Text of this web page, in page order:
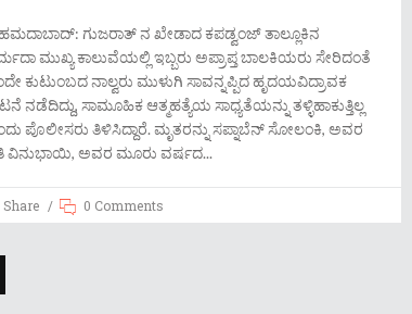
ಗುಜರಾತ್ ನ ಖೇಡಾದ ಕಪಡ್ವಂಜ್ ತಾಲ್ಲೂಕಿನ
ಮುಖ್ಯ ಕಾಲುವೆಯಲ್ಲಿ ಇಬ್ಬರು ಅಪ್ರಾಪ್ತ ಬಾಲಕಿಯರು ಸೇರಿದಂತೆ
ಕುಟುಂಬದ ನಾಲ್ವರು ಮುಳುಗಿ ಸಾವನ್ನಪ್ಪಿದ ಹೃದಯವಿದ್ರಾವಕ
ನಡೆದಿದ್ದು, ಸಾಮೂಹಿಕ ಆತ್ಮಹತ್ಯೆಯ ಸಾಧ್ಯತೆಯನ್ನು ತಳ್ಳಿಹಾಕುತ್ತಿಲ್ಲ
ಪೊಲೀಸರು ತಿಳಿಸಿದ್ದಾರೆ. ಮೃತರನ್ನು ಸಪ್ನಾಬೆನ್ ಸೋಲಂಕಿ, ಅವರ
ವಿನುಭಾಯಿ, ಅವರ ಮೂರು ವರ್ಷದ
Share 0 Comments